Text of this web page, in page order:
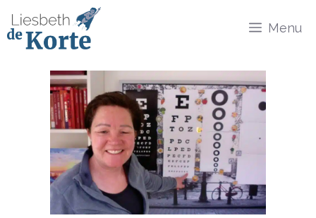
Ga
naar
Menu